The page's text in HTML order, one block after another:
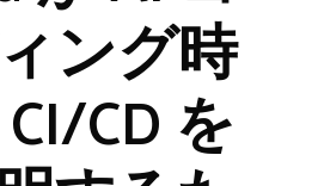
ング時
CD を